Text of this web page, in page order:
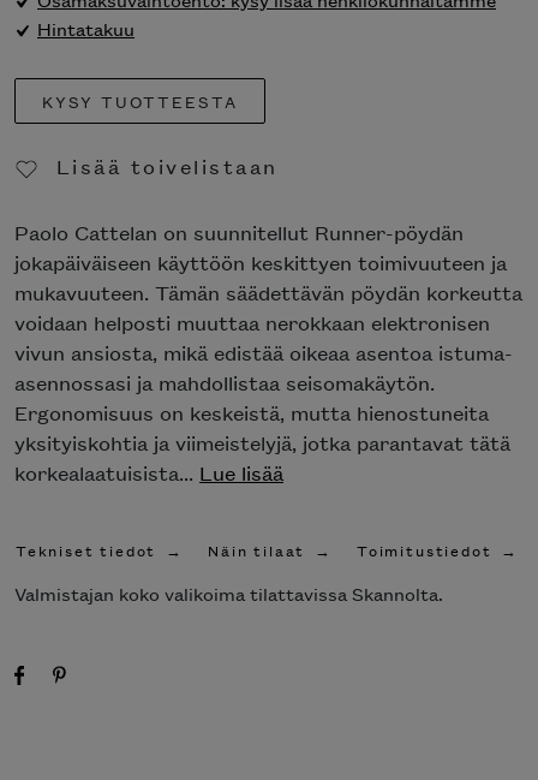
Hintatakuu
KYSY TUOTTEESTA
Lisää toivelistaan
Paolo Cattelan on suunnitellut Runner-pöydän
jokapäiväiseen käyttöön keskittyen toimivuuteen ja
mukavuuteen. Tämän säädettävän pöydän korkeutta
voidaan helposti muuttaa nerokkaan elektronisen
vivun ansiosta, mikä edistää oikeaa asentoa istuma-
asennossasi ja mahdollistaa seisomakäytön.
Ergonomisuus on keskeistä, mutta hienostuneita
yksityiskohtia ja viimeistelyjä, jotka parantavat tätä
korkealaatuisista... Lue lisää
Tekniset tiedot Näin tilaat Toimitustiedot
Valmistajan koko valikoima tilattavissa Skannolta.